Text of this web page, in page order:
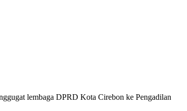
lembaga DPRD Kota Cirebon ke Pengadilan